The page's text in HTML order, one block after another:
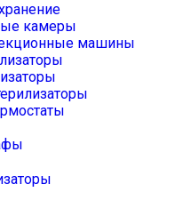
камеры
машины